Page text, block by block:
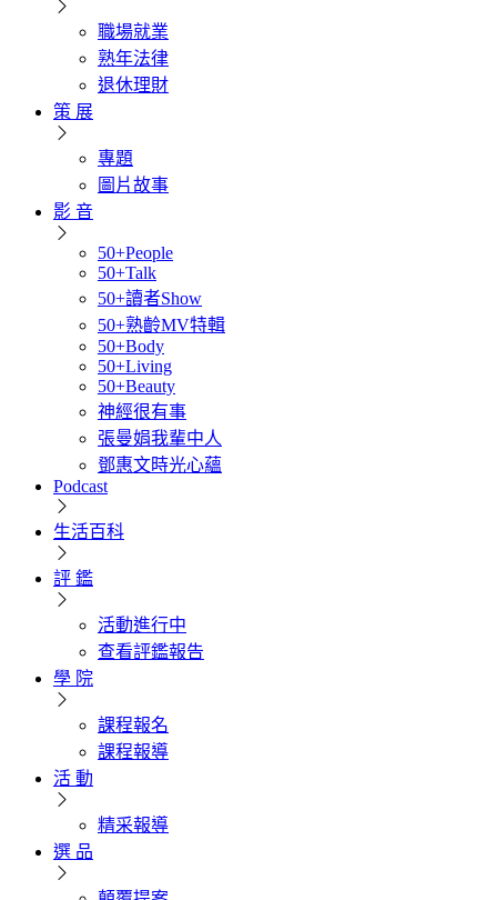
職場就業
熟年法律
退休理財
策 展
專題
圖片故事
影 音
50+People
50+Talk
50+讀者Show
50+熟齡MV特輯
50+Body
50+Living
50+Beauty
神經很有事
張曼娟我輩中人
鄧惠文時光心蘊
Podcast
生活百科
評 鑑
活動進行中
查看評鑑報告
學 院
課程報名
課程報導
活 動
精采報導
選 品